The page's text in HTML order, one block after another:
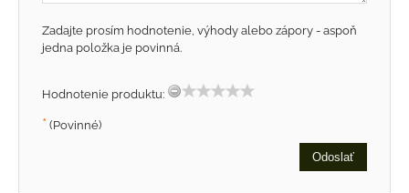
Zadajte prosím hodnotenie, výhody alebo zápory - aspoň
jedna položka je povinná.
Hodnotenie produktu:
* (Povinné)
Odoslať